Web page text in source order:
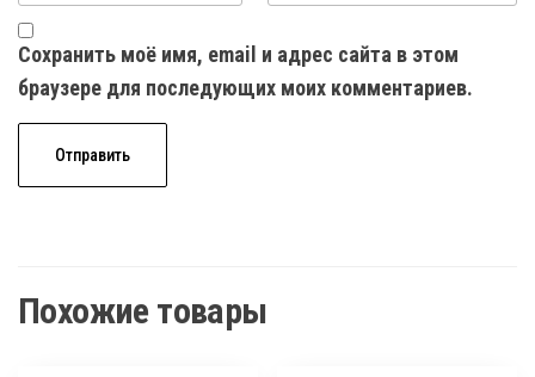
Сохранить моё имя, email и адрес сайта в этом
браузере для последующих моих комментариев.
Похожие товары